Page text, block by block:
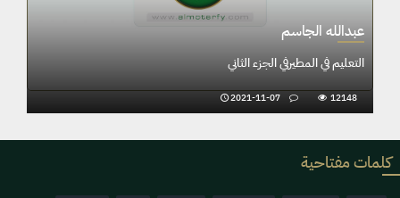
كلمات مفتاحية